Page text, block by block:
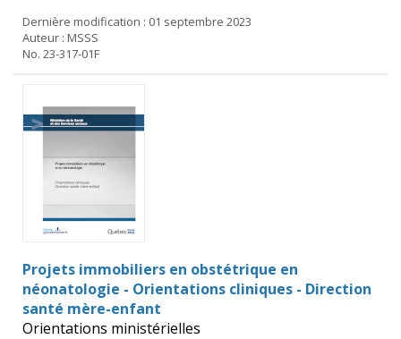
Dernière modification : 01 septembre 2023
Auteur : MSSS
No. 23-317-01F
Projets immobiliers en obstétrique en
néonatologie - Orientations cliniques - Direction
santé mère-enfant
Orientations ministérielles